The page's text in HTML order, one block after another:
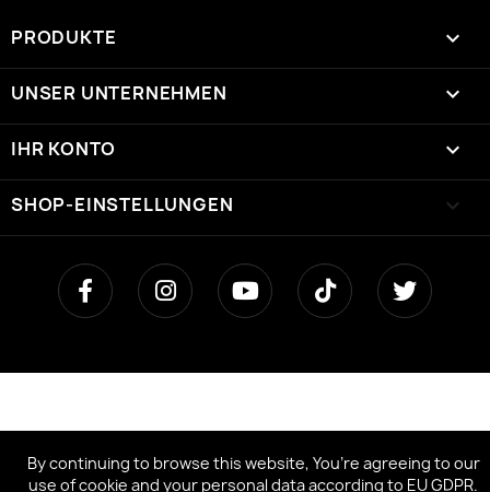
PRODUKTE 
UNSER UNTERNEHMEN 
IHR KONTO 
SHOP-EINSTELLUNGEN keyboard_arrow_down
By continuing to browse this website, You’re agreeing to our
use of cookie and your personal data according to EU GDPR.